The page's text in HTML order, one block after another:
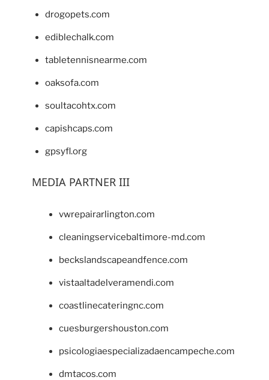
drogopets.com
ediblechalk.com
tabletennisnearme.com
oaksofa.com
soultacohtx.com
capishcaps.com
gpsyfl.org
MEDIA PARTNER III
vwrepairarlington.com
cleaningservicebaltimore-md.com
beckslandscapeandfence.com
vistaaltadelveramendi.com
coastlinecateringnc.com
cuesburgershouston.com
psicologiaespecializadaencampeche.com
dmtacos.com